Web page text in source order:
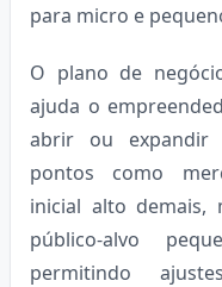
para micro e
O plano de
ajuda o
abrir ou expandir
pontos como
inicial alto demais,
público-alvo
permitindo